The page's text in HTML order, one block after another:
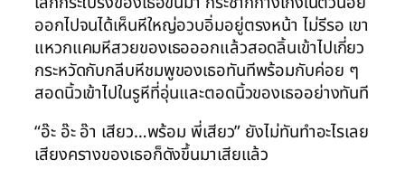
ออกไปจนได้เห็นหีใหญ่อวบอิ่มอยู่ตรงหน้า ไม่รีรอ เขา
แหวกแคมหีสวยของเธอออกแล้วสอดลิ้นเข้าไปเกี่ยว
กระหวัดกับกลีบหีชมพูของเธอทันทีพร้อมกับค่อย ๆ
สอดนิ้วเข้าไปในรูหีที่อุ่นและตอดนิ้วของเธออย่างทันที
“อ๊ะ อ๊ะ อ๊า เสียว…พร้อม พี่เสียว” ยังไม่ทันทำอะไรเลย
เสียงครางของเธอก็ดังขึ้นมาเสียแล้ว